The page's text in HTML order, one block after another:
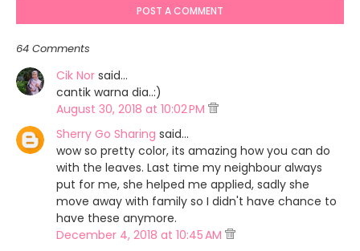
POST A COMMENT
64 Comments
Cik Nor said…
cantik warna dia..:)
August 30, 2018 at 10:02 PM
Sherry Go Sharing said…
wow so pretty color, its amazing how you can do
with the leaves. Last time my neighbour always
put for me, she helped me applied, sadly she
move away with family so I didn't have chance to
have these anymore.
December 4, 2018 at 10:45 AM